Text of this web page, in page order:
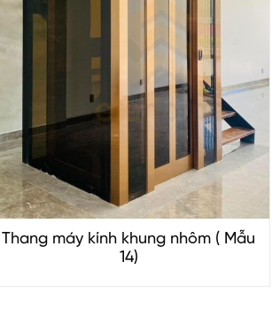
Thang máy kính khung nhôm ( Mẫu
14)